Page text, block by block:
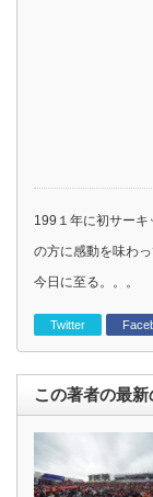
199１年に初サーキ
の方に感動を味わ
今日に至る。。。
Twitter
この著者の最新